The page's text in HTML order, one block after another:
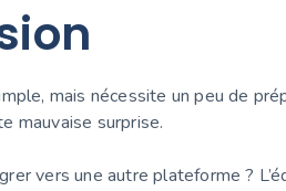
mais nécessite un peu de
mauvaise surprise.
vers une autre plateforme ?